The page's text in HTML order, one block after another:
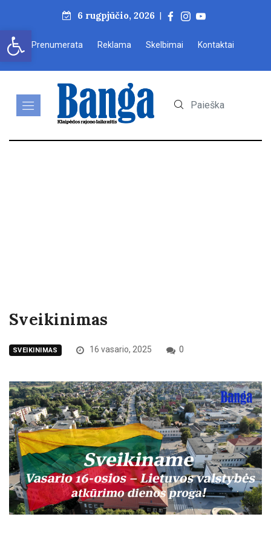
Open toolbar
6 rugpjūčio, 2026 |
Prenumerata Reklama Skelbimai Kontaktai
Sveikinimas
SVEIKINIMAS 16 vasario, 2025 0